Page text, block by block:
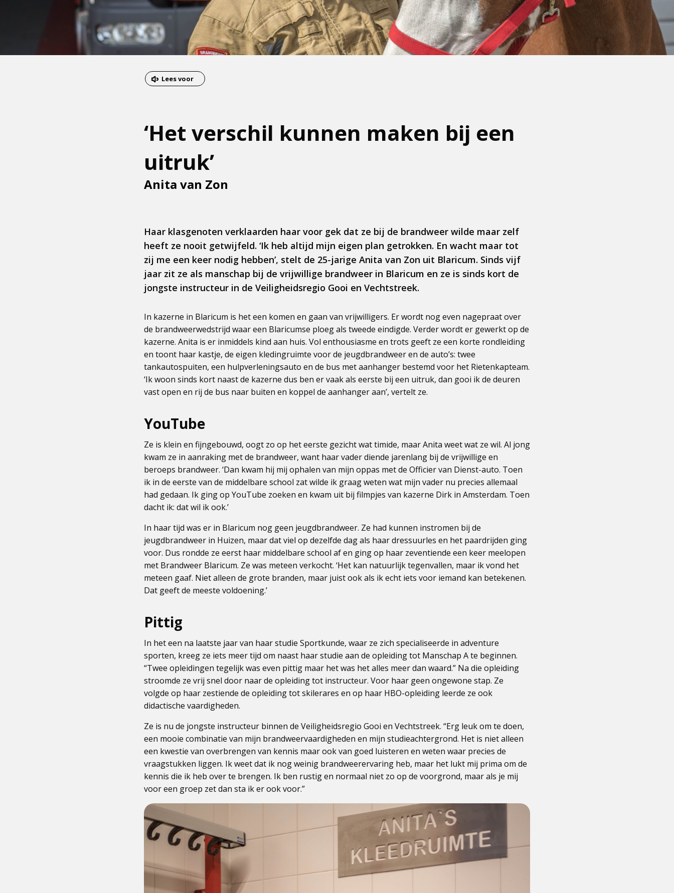
Dit
pagina
Lees voor
‘Het verschil kunnen maken bij een
uitruk’
Anita van Zon
Haar klasgenoten verklaarden haar voor gek dat ze bij de brandweer wilde maar zelf
heeft ze nooit getwijfeld. ‘Ik heb altijd mijn eigen plan getrokken. En wacht maar tot
zij me een keer nodig hebben’, stelt de 25-jarige Anita van Zon uit Blaricum. Sinds vijf
jaar zit ze als manschap bij de vrijwillige brandweer in Blaricum en ze is sinds kort de
jongste instructeur in de Veiligheidsregio Gooi en Vechtstreek.
In kazerne in Blaricum is het een komen en gaan van vrijwilligers. Er wordt nog even nagepraat over
de brandweerwedstrijd waar een Blaricumse ploeg als tweede eindigde. Verder wordt er gewerkt op de
kazerne. Anita is er inmiddels kind aan huis. Vol enthousiasme en trots geeft ze een korte rondleiding
en toont haar kastje, de eigen kledingruimte voor de jeugdbrandweer en de auto’s: twee
tankautospuiten, een hulpverleningsauto en de bus met aanhanger bestemd voor het Rietenkapteam.
‘Ik woon sinds kort naast de kazerne dus ben er vaak als eerste bij een uitruk, dan gooi ik de deuren
vast open en rij de bus naar buiten en koppel de aanhanger aan’, vertelt ze.
YouTube
Ze is klein en fijngebouwd, oogt zo op het eerste gezicht wat timide, maar Anita weet wat ze wil. Al jong
kwam ze in aanraking met de brandweer, want haar vader diende jarenlang bij de vrijwillige en
beroeps brandweer. ‘Dan kwam hij mij ophalen van mijn oppas met de Officier van Dienst-auto. Toen
ik in de eerste van de middelbare school zat wilde ik graag weten wat mijn vader nu precies allemaal
had gedaan. Ik ging op YouTube zoeken en kwam uit bij filmpjes van kazerne Dirk in Amsterdam. Toen
dacht ik: dat wil ik ook.’
In haar tijd was er in Blaricum nog geen jeugdbrandweer. Ze had kunnen instromen bij de
jeugdbrandweer in Huizen, maar dat viel op dezelfde dag als haar dressuurles en het paardrijden ging
voor. Dus rondde ze eerst haar middelbare school af en ging op haar zeventiende een keer meelopen
met Brandweer Blaricum. Ze was meteen verkocht. ‘Het kan natuurlijk tegenvallen, maar ik vond het
meteen gaaf. Niet alleen de grote branden, maar juist ook als ik echt iets voor iemand kan betekenen.
Dat geeft de meeste voldoening.’
Pittig
In het een na laatste jaar van haar studie Sportkunde, waar ze zich specialiseerde in adventure
sporten, kreeg ze iets meer tijd om naast haar studie aan de opleiding tot Manschap A te beginnen.
“Twee opleidingen tegelijk was even pittig maar het was het alles meer dan waard.” Na die opleiding
stroomde ze vrij snel door naar de opleiding tot instructeur. Voor haar geen ongewone stap. Ze
volgde op haar zestiende de opleiding tot skilerares en op haar HBO-opleiding leerde ze ook
didactische vaardigheden.
Ze is nu de jongste instructeur binnen de Veiligheidsregio Gooi en Vechtstreek. “Erg leuk om te doen,
een mooie combinatie van mijn brandweervaardigheden en mijn studieachtergrond. Het is niet alleen
een kwestie van overbrengen van kennis maar ook van goed luisteren en weten waar precies de
vraagstukken liggen. Ik weet dat ik nog weinig brandweerervaring heb, maar het lukt mij prima om de
kennis die ik heb over te brengen. Ik ben rustig en normaal niet zo op de voorgrond, maar als je mij
voor een groep zet dan sta ik er ook voor.”